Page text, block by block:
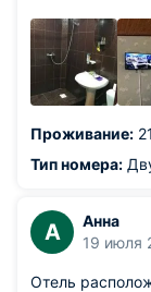
, большая
близко !
Из
матрас на
ощущаются
Проживание:
Тип номера:
А
Анна
19 июля
Отель